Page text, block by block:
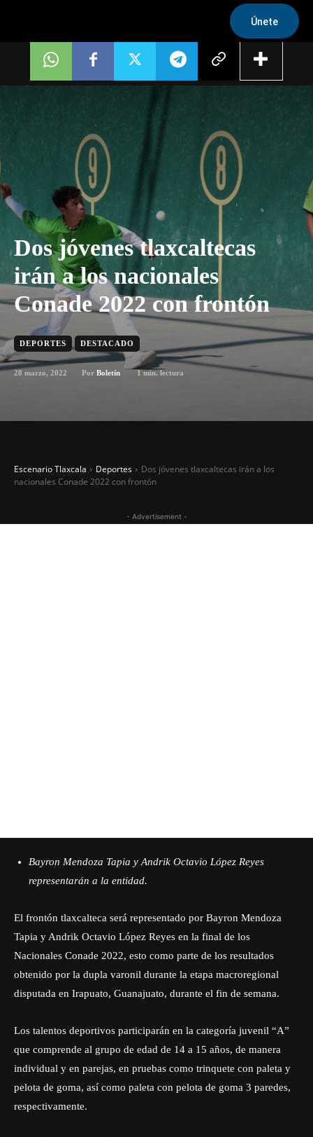
Únete
Dos jóvenes tlaxcaltecas
irán a los nacionales
Conade 2022 con frontón
DEPORTES DESTACADO
28 marzo, 2022 Por Boletín 1min. lectura
Escenario Tlaxcala Deportes
Dos jóvenes tlaxcaltecas irán a los
nacionales Conade 2022 con frontón
- Advertisement -
Bayron Mendoza Tapia y Andrik Octavio López Reyes
representarán a la entidad.
El frontón tlaxcalteca será representado por Bayron Mendoza
Tapia y Andrik Octavio López Reyes en la final de los
Nacionales Conade 2022, esto como parte de los resultados
obtenido por la dupla varonil durante la etapa macroregional
disputada en Irapuato, Guanajuato, durante el fin de semana.
Los talentos deportivos participarán en la categoría juvenil “A”
que comprende al grupo de edad de 14 a 15 años, de manera
individual y en parejas, en pruebas como trinquete con paleta y
pelota de goma, así como paleta con pelota de goma 3 paredes,
respectivamente.